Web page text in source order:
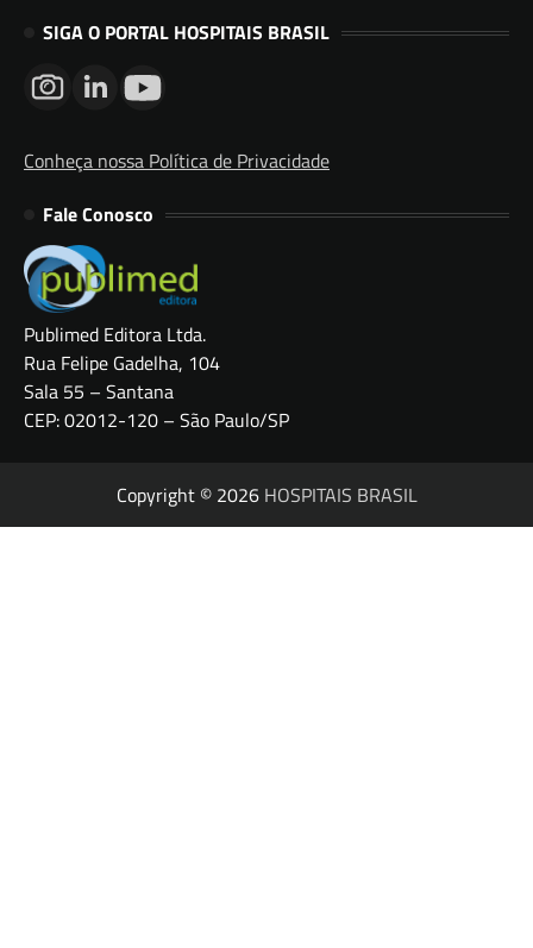
SIGA O PORTAL HOSPITAIS BRASIL
Conheça nossa Política de Privacidade
Fale Conosco
Publimed Editora Ltda.
Rua Felipe Gadelha, 104
Sala 55 – Santana
CEP: 02012-120 – São Paulo/SP
Copyright © 2026 HOSPITAIS BRASIL